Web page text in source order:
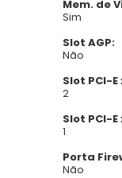
Mem. de
Sim
Slot AGP:
Não
Slot PCI-E
2
Slot PCI-E
1
Porta
Não